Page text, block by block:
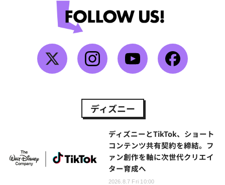
ディズニー
ディズニーとTikTok、ショート
コンテンツ共有契約を締結。フ
ァン創作を軸に次世代クリエイ
ター育成へ
2026.8.7 Fri 10:00